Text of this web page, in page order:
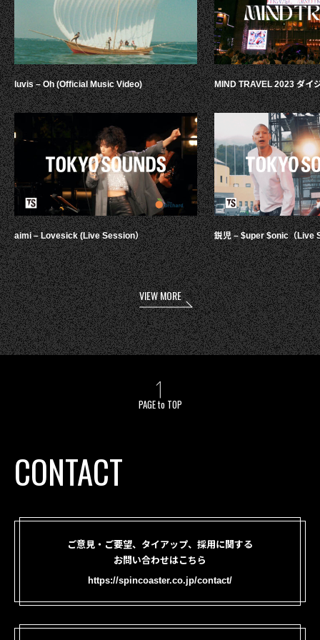
luvis – Oh (Official Music Video)
aimi – Lovesick (Live Session）
MIND TRAVEL 2023 ダイ
鋭児 – $uper $onic（Live
VIEW MORE
PAGE to TOP
CONTACT
ご意見・ご要望、タイアップ、採用に関する
お問い合わせはこちら
https://spincoaster.co.jp/contact/